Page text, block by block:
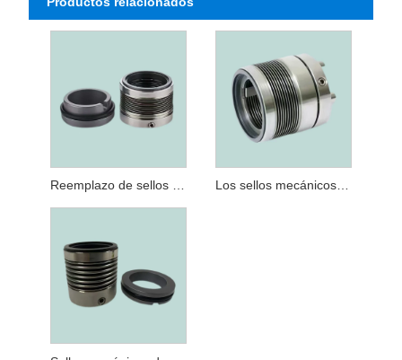
Los sellos mecánicos de fuelle metálico reemplazan a Burgmann MFLWT80 para altas temperaturas utilizadas en bombas de aceite y bombas químicas